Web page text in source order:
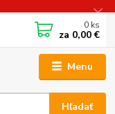
Menu
Hľadať
0 ks
za 0,00 €